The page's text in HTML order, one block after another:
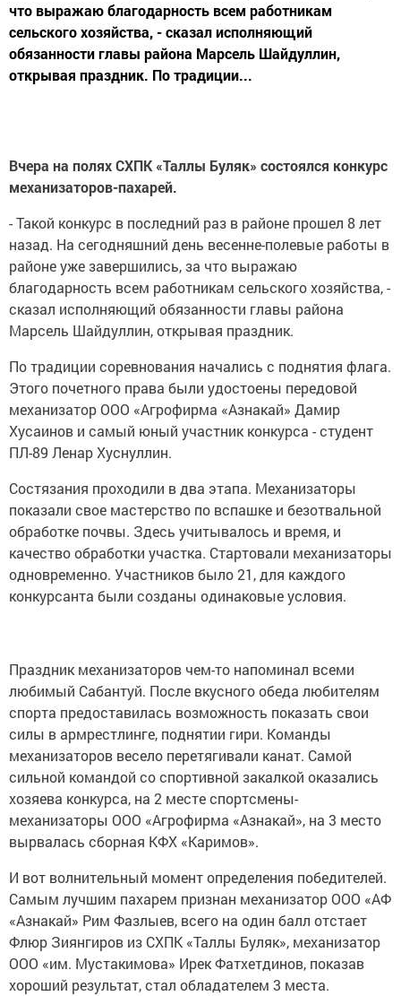
что выражаю благодарность всем работникам
сельского хозяйства, - сказал исполняющий
обязанности главы района Марсель Шайдуллин,
открывая праздник. По традиции...
Вчера на полях СХПК «Таллы Буляк» состоялся конкурс
механизаторов-пахарей.
- Такой конкурс в последний раз в районе прошел 8 лет
назад. На сегодняшний день весенне-полевые работы в
районе уже завершились, за что выражаю
благодарность всем работникам сельского хозяйства, -
сказал исполняющий обязанности главы района
Марсель Шайдуллин, открывая праздник.
По традиции соревнования начались с поднятия флага.
Этого почетного права были удостоены передовой
механизатор ООО «Агрофирма «Азнакай» Дамир
Хусаинов и самый юный участник конкурса - студент
ПЛ-89 Ленар Хуснуллин.
Состязания проходили в два этапа. Механизаторы
показали свое мастерство по вспашке и безотвальной
обработке почвы. Здесь учитывалось и время, и
качество обработки участка. Стартовали механизаторы
одновременно. Участников было 21, для каждого
конкурсанта были созданы одинаковые условия.
Праздник механизаторов чем-то напоминал всеми
любимый Сабантуй. После вкусного обеда любителям
спорта предоставилась возможность показать свои
силы в армрестлинге, поднятии гири. Команды
механизаторов весело перетягивали канат. Самой
сильной командой со спортивной закалкой оказались
хозяева конкурса, на 2 месте спортсмены-
механизаторы ООО «Агрофирма «Азнакай», на 3 место
вырвалась сборная КФХ «Каримов».
И вот волнительный момент определения победителей.
Самым лучшим пахарем признан механизатор ООО «АФ
«Азнакай» Рим Фазлыев, всего на один балл отстает
Флюр Зиянгиров из СХПК «Таллы Буляк», механизатор
ООО «им. Мустакимова» Ирек Фатхетдинов, показав
хороший результат, стал обладателем 3 места.